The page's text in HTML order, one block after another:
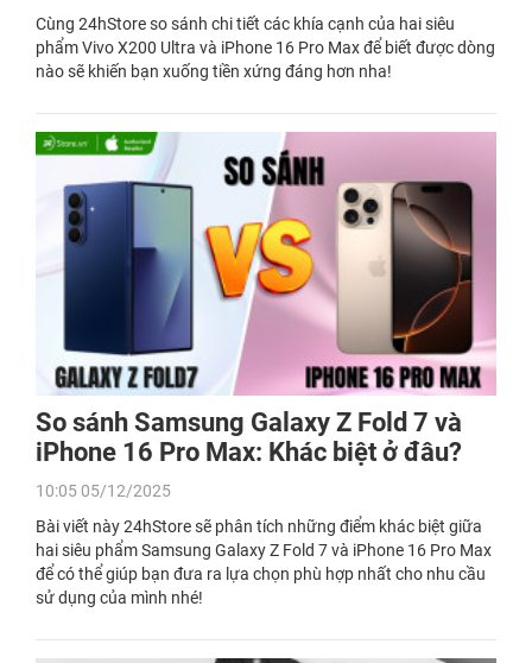
Cùng 24hStore so sánh chi tiết các khía cạnh của hai siêu
phẩm Vivo X200 Ultra và iPhone 16 Pro Max để biết được dòng
nào sẽ khiến bạn xuống tiền xứng đáng hơn nha!
So sánh Samsung Galaxy Z Fold 7 và
iPhone 16 Pro Max: Khác biệt ở đâu?
10:05 05/12/2025
Bài viết này 24hStore sẽ phân tích những điểm khác biệt giữa
hai siêu phẩm Samsung Galaxy Z Fold 7 và iPhone 16 Pro Max
để có thể giúp bạn đưa ra lựa chọn phù hợp nhất cho nhu cầu
sử dụng của mình nhé!